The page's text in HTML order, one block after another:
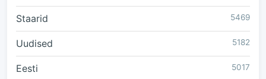
Staarid 5469
Uudised 5182
Eesti 5017